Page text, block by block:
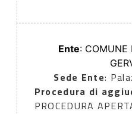
Ente: COMUNE
Sede Ente:
Procedura di
PROCEDURA